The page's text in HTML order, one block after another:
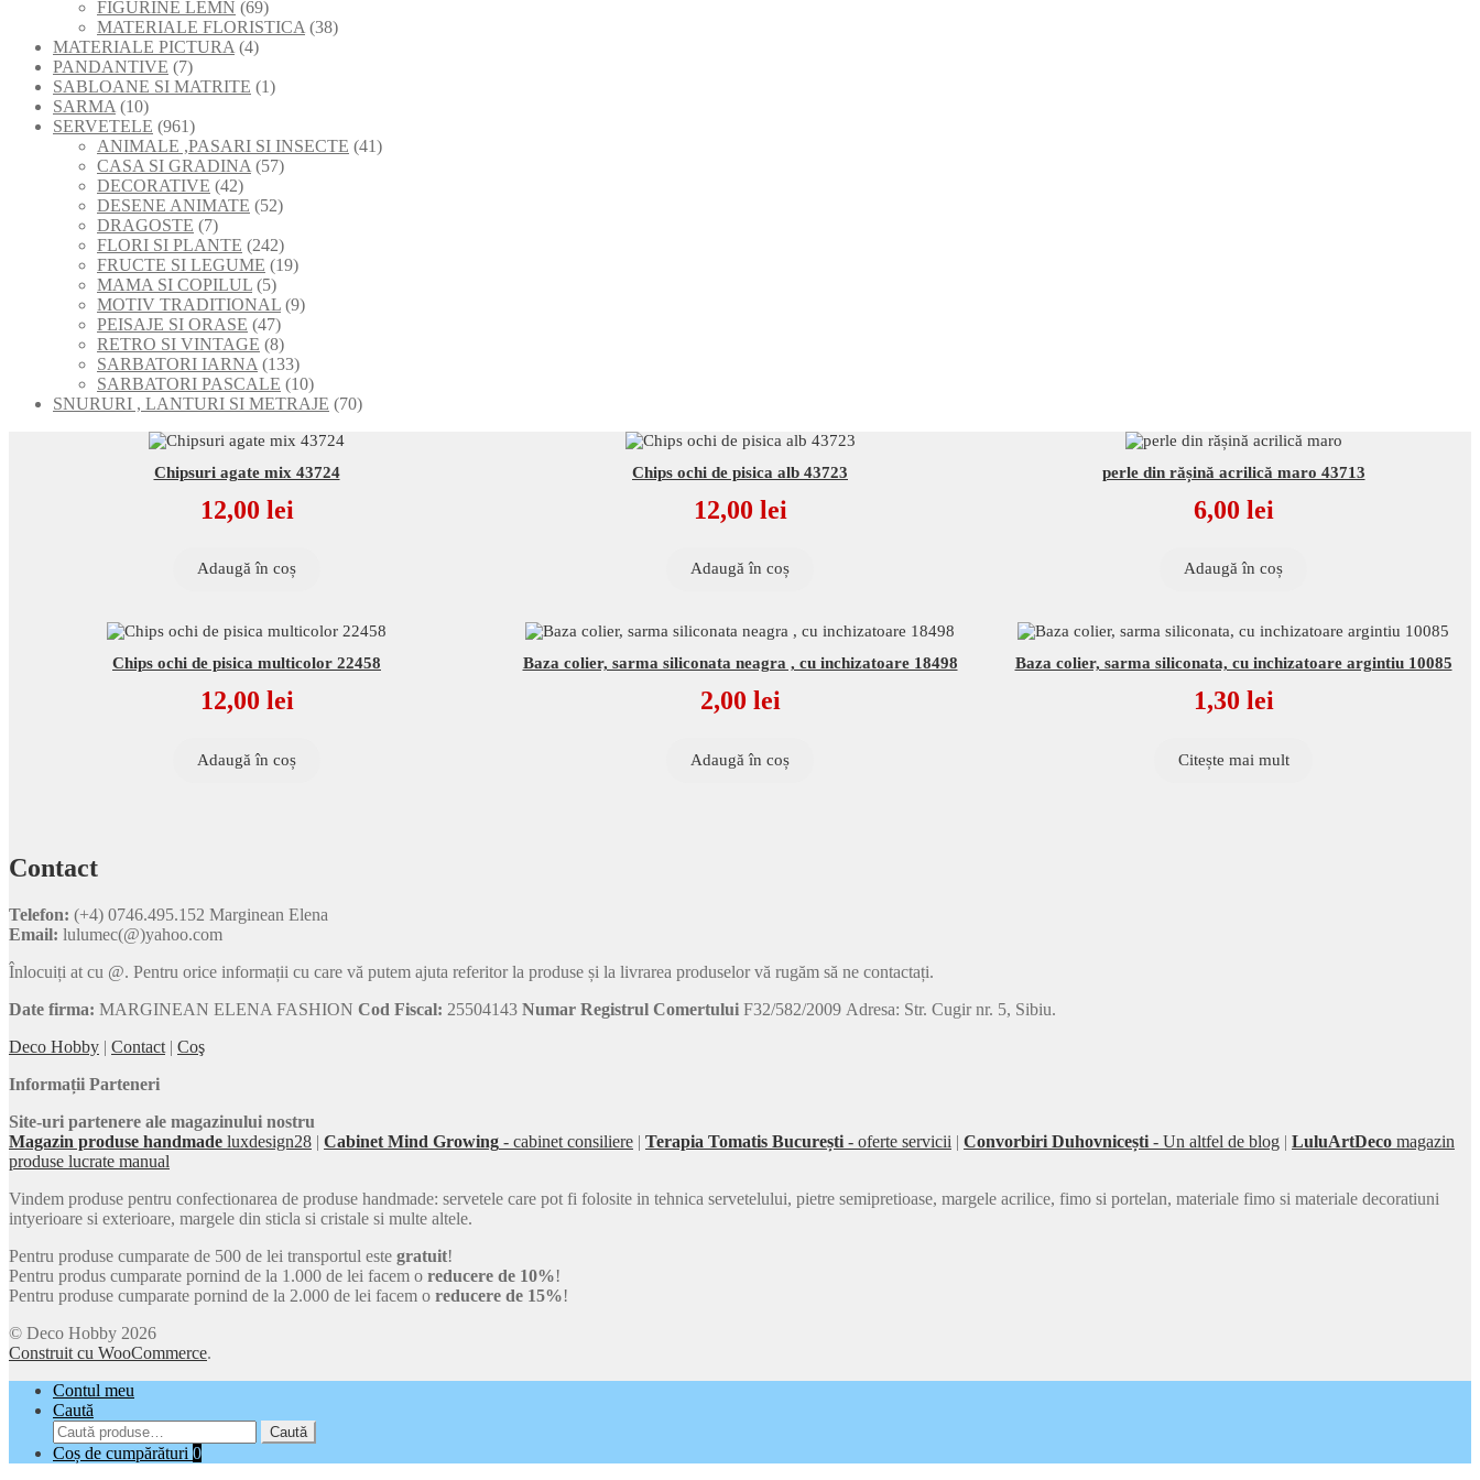
FIGURINE LEMN 6969
de
MATERIALE FLORISTICA 3838
MATERIALE PICTURA 44
PANDANTIVE 77
produse
SABLOANE SI MATRITE 11
SARMA 1010
produse
SERVETELE 961961
de
produse
ANIMALE ,PASARI SI INSECTE 4141
CASA SI GRADINA 5757
produse
DECORATIVE 4242
de
DESENE ANIMATE 5252
produse
DRAGOSTE 77
produse
FLORI SI PLANTE 242242
de
FRUCTE SI LEGUME 1919
MAMA SI COPILUL 55
produse
MOTIV TRADITIONAL 99
PEISAJE SI ORASE 4747
de
produse
RETRO SI VINTAGE 88
produse
SARBATORI IARNA 133133
de
produse
SARBATORI PASCALE 1010
produse
SNURURI , LANTURI SI METRAJE 7070
Chipsuri agate mix 43724
12,00 lei
Adaugă în coș
Chips ochi de pisica alb 43723
12,00 lei
Adaugă în coș
perle din rășină acrilică maro 43713
6,00 lei
Adaugă în coș
Chips ochi de pisica multicolor 22458
12,00 lei
Adaugă în coș
Baza colier, sarma siliconata neagra , cu inchizatoare 18498
2,00 lei
Adaugă în coș
Baza colier, sarma siliconata, cu inchizatoare argintiu 10085
1,30 lei
Citește mai mult
Contact
Telefon: (+4) 0746.495.152 Marginean Elena
Email: lulumec(@)yahoo.com
Înlocuiți at cu @. Pentru orice informații cu care vă putem ajuta referitor la produse și la livrarea produselor vă rugăm să ne contactați.
Date firma: MARGINEAN ELENA FASHION Cod Fiscal: 25504143 Numar Registrul Comertului F32/582/2009 Adresa: Str. Cugir nr. 5, Sibiu.
Deco Hobby | Contact | Coş
Informații Parteneri
Site-uri partenere ale magazinului nostru
Magazin produse handmade luxdesign28 | Cabinet Mind Growing - cabinet consiliere | Terapia Tomatis București - oferte servicii | Convorbiri Duhovnicești - Un altfel de blog | LuluArtDeco magazin
produse lucrate manual
Vindem produse pentru confectionarea de produse handmade: servetele care pot fi folosite in tehnica servetelului, pietre semipretioase, margele acrilice, fimo si portelan, materiale fimo si materiale decoratiuni
intyerioare si exterioare, margele din sticla si cristale si multe altele.
Pentru produse cumparate de 500 de lei transportul este gratuit!
Pentru produs cumparate pornind de la 1.000 de lei facem o reducere de 10%!
Pentru produse cumparate pornind de la 2.000 de lei facem o reducere de 15%!
© Deco Hobby 2026
Construit cu WooCommerce.
Contul meu
Caută
Caută
după:
Caută
Coș de cumpărături 0